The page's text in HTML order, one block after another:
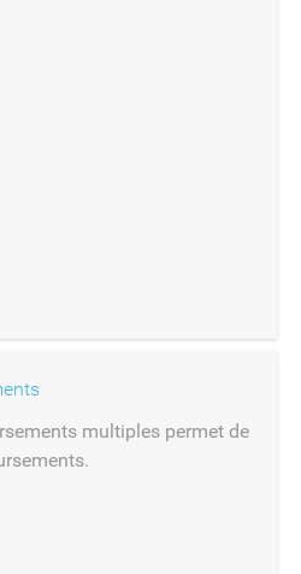
multiples permet de